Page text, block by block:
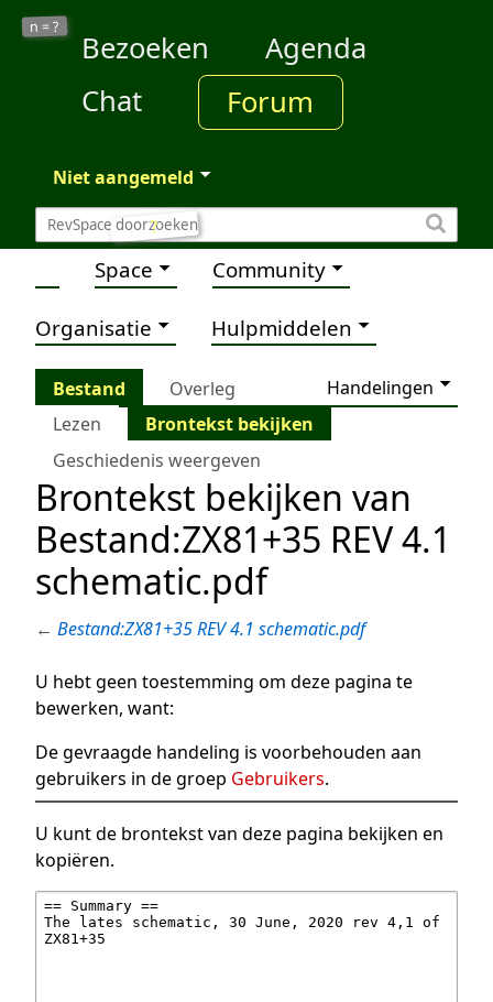
?
n =?
Bezoeken
Agenda
Chat
Forum
Niet aangemeld
Space Community
Organisatie Hulpmiddelen
Bestand Overleg
Handelingen
Lezen
Brontekst bekijken
Geschiedenis weergeven
Brontekst bekijken van
Bestand:ZX81+35 REV 4.1
schematic.pdf
← Bestand:ZX81+35 REV 4.1 schematic.pdf
U hebt geen toestemming om deze pagina te
bewerken, want:
De gevraagde handeling is voorbehouden aan
gebruikers in de groep Gebruikers.
U kunt de brontekst van deze pagina bekijken en
kopiëren.